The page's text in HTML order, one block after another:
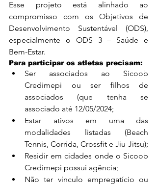
Esse projeto está alinhado ao
compromisso com os Objetivos de
Desenvolvimento Sustentável (ODS),
especialmente o ODS 3 – Saúde e
Bem-Estar.
Para participar os atletas precisam:
Ser associados ao Sicoob
Credimepi ou ser filhos de
associados (que tenha se
associado até 12/05/2024;
Estar ativos em uma das
modalidades listadas (Beach
Tennis, Corrida, Crossfit e Jiu-Jitsu);
Residir em cidades onde o Sicoob
Credimepi possui agência;
Não ter vínculo empregatício ou